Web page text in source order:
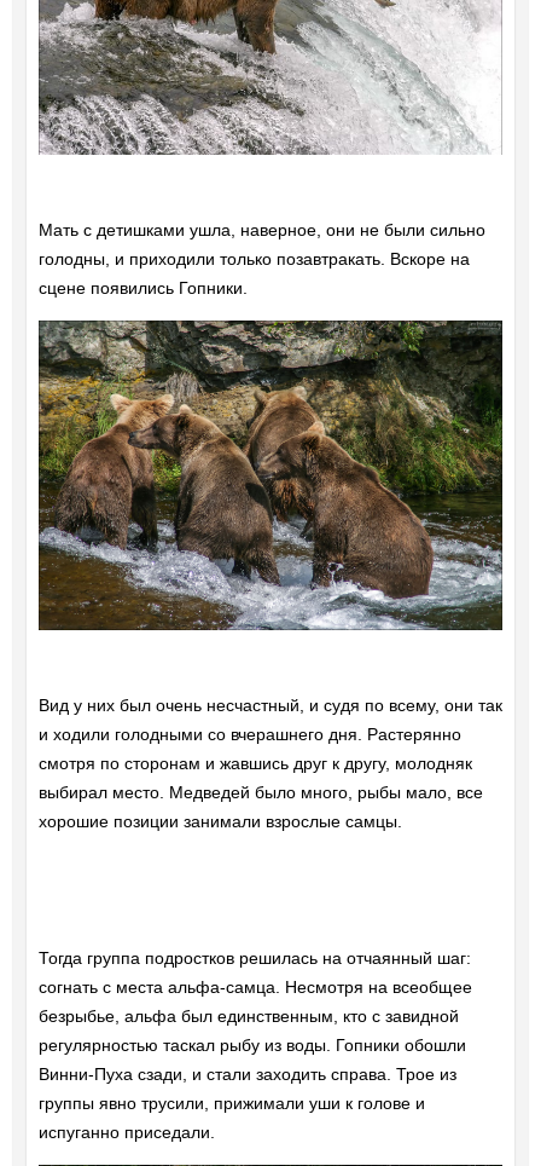
Мать с детишками ушла, наверное, они не были сильно
голодны, и приходили только позавтракать. Вскоре на
сцене появились Гопники.
Вид у них был очень несчастный, и судя по всему, они так
и ходили голодными со вчерашнего дня. Растерянно
смотря по сторонам и жавшись друг к другу, молодняк
выбирал место. Медведей было много, рыбы мало, все
хорошие позиции занимали взрослые самцы.
Тогда группа подростков решилась на отчаянный шаг:
согнать с места альфа-самца. Несмотря на всеобщее
безрыбье, альфа был единственным, кто с завидной
регулярностью таскал рыбу из воды. Гопники обошли
Винни-Пуха сзади, и стали заходить справа. Трое из
группы явно трусили, прижимали уши к голове и
испуганно приседали.